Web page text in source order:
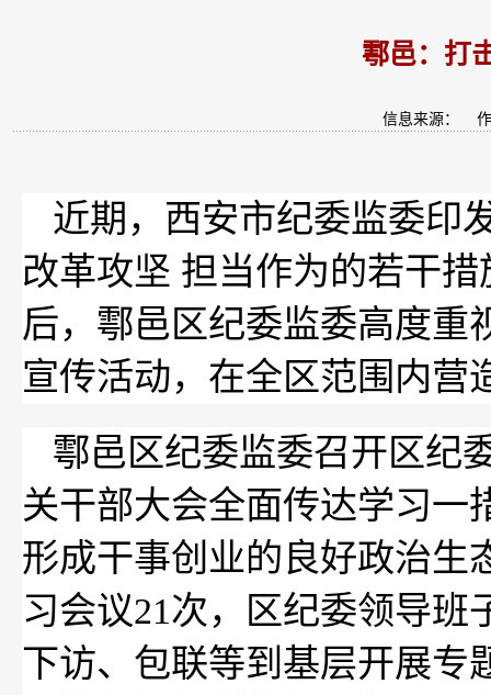
鄠邑：打
信息来源：
近期，西安市纪委监委印
改革攻坚 担当作为的若干
后，鄠邑区纪委监委高度重
宣传活动，在全区范围内营
鄠邑区纪委监委召开区纪
关干部大会全面传达学习一
形成干事创业的良好政治生
习会议21次，区纪委领导
下访、包联等到基层开展专